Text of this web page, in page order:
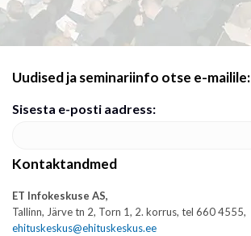
Uudised ja seminariinfo otse e-mailile:
Sisesta e-posti aadress:
Kontaktandmed
ET Infokeskuse AS,
Tallinn, Järve tn 2, Torn 1, 2. korrus, tel 660 4555,
ehituskeskus@ehituskeskus.ee